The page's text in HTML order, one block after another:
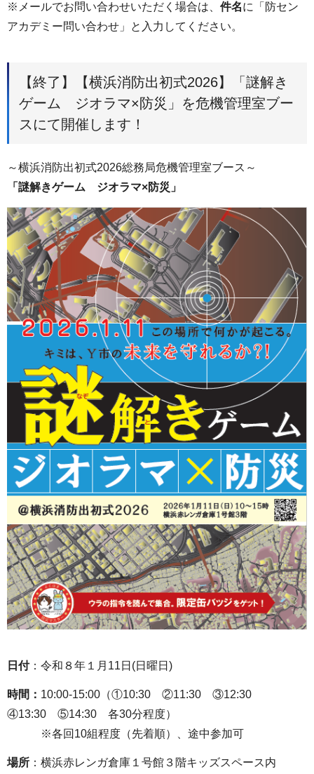
※メールでお問い合わせいただく場合は、 件名に「防セン
アカデミー問い合わせ」と入力してください。
【終了】【横浜消防出初式2026】「謎解き
ゲーム ジオラマ×防災」を危機管理室ブー
スにて開催します！
～横浜消防出初式2026総務局危機管理室ブース～
「謎解きゲーム ジオラマ×防災」
日付：令和８年１月11日(日曜日)
時間： 10:00-15:00（①10:30 ②11:30 ③12:30
④13:30 ⑤14:30 各30分程度）
※各回10組程度（先着順）、途中参加可
場所 ：横浜赤レンガ倉庫１号館３階キッズスペース内